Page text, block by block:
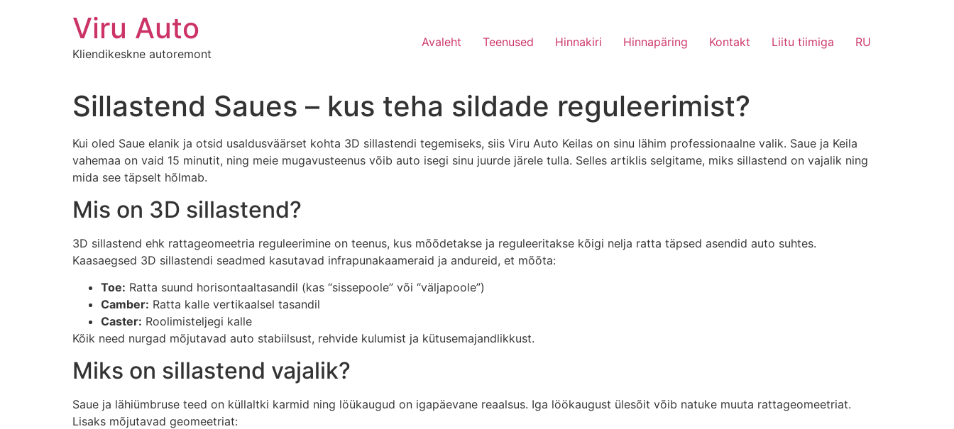
Viru Auto
Kliendikeskne autoremont
Avaleht Teenused Hinnakiri Hinnapäring Kontakt Liitu tiimiga RU
Sillastend Saues – kus teha sildade reguleerimist?
Kui oled Saue elanik ja otsid usaldusväärset kohta 3D sillastendi tegemiseks, siis Viru Auto Keilas on sinu lähim professionaalne valik. Saue ja Keila
vahemaa on vaid 15 minutit, ning meie mugavusteenus võib auto isegi sinu juurde järele tulla. Selles artiklis selgitame, miks sillastend on vajalik ning
mida see täpselt hõlmab.
Mis on 3D sillastend?
3D sillastend ehk rattageomeetria reguleerimine on teenus, kus mõõdetakse ja reguleeritakse kõigi nelja ratta täpsed asendid auto suhtes.
Kaasaegsed 3D sillastendi seadmed kasutavad infrapunakaameraid ja andureid, et mõõta:
Toe: Ratta suund horisontaaltasandil (kas “sissepoole” või “väljapoole”)
Camber: Ratta kalle vertikaalsel tasandil
Caster: Roolimisteljegi kalle
Kõik need nurgad mõjutavad auto stabiilsust, rehvide kulumist ja kütusemajandlikkust.
Miks on sillastend vajalik?
Saue ja lähiümbruse teed on küllaltki karmid ning löükaugud on igapäevane reaalsus. Iga löökaugust ülesõit võib natuke muuta rattageomeetriat.
Lisaks mõjutavad geomeetriat: